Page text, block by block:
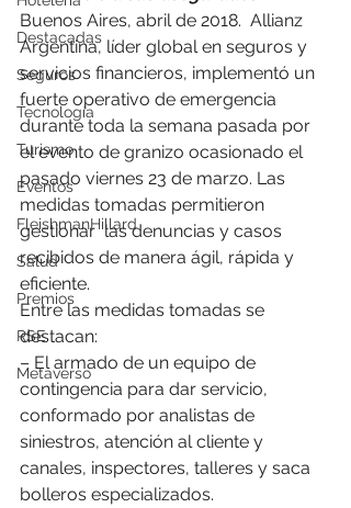
Destacadas
Seguros
Tecnología
Turismo
Eventos
FleishmanHillard
Salud
Premios
RSE
Metaverso
Buenos Aires, abril de 2018.  Allianz
Argentina, líder global en seguros y
servicios financieros, implementó un
fuerte operativo de emergencia
durante toda la semana pasada por
el evento de granizo ocasionado el
pasado viernes 23 de marzo. Las
medidas tomadas permitieron
gestionar  las denuncias y casos
recibidos de manera ágil, rápida y
eficiente.
Entre las medidas tomadas se
destacan:
– El armado de un equipo de
contingencia para dar servicio,
conformado por analistas de
siniestros, atención al cliente y
canales, inspectores, talleres y saca
bolleros especializados.